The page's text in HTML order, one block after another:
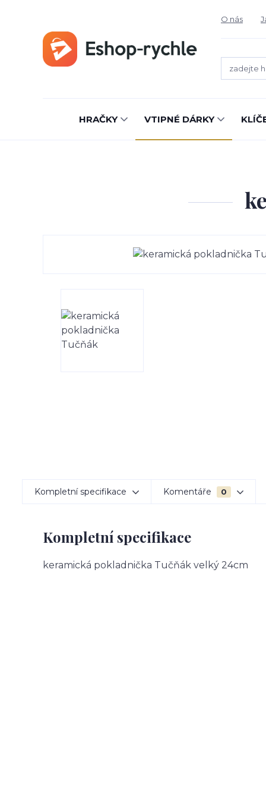
O nás
HRAČKY VTIPNÉ DÁRKY
Kompletní specifikace Komentáře 0
Kompletní specifikace
keramická pokladnička Tučňák velký 24cm